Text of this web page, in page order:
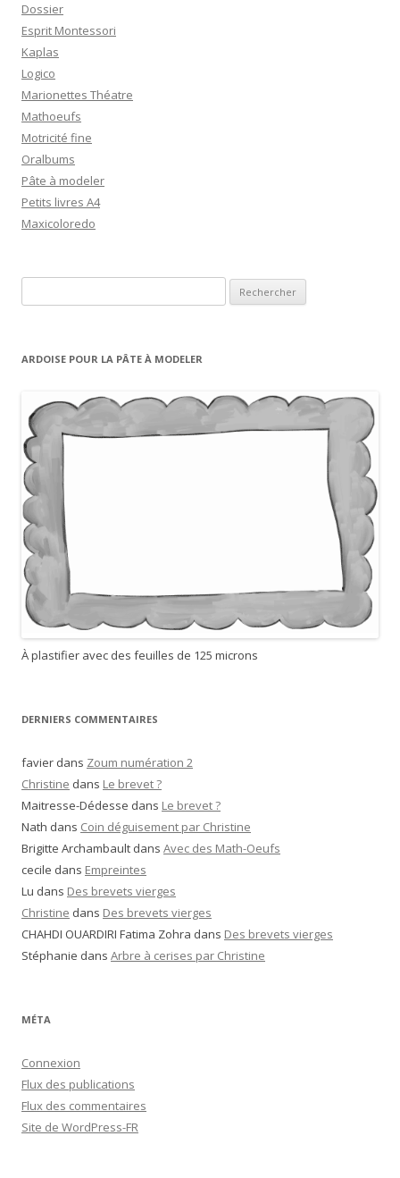
Dossier
Esprit Montessori
Kaplas
Logico
Marionettes Théatre
Mathoeufs
Motricité fine
Oralbums
Pâte à modeler
Petits livres A4
Maxicoloredo
e
h
h
e
r
ARDOISE POUR LA PÂTE À MODELER
À plastifier avec des feuilles de 125 microns
DERNIERS COMMENTAIRES
favier dans Zoum numération 2
Christine dans Le brevet ?
Maitresse-Dédesse dans Le brevet ?
Nath dans Coin déguisement par Christine
Brigitte Archambault dans Avec des Math-Oeufs
cecile dans Empreintes
Lu dans Des brevets vierges
Christine dans Des brevets vierges
CHAHDI OUARDIRI Fatima Zohra dans Des brevets vierges
Stéphanie dans Arbre à cerises par Christine
MÉTA
Connexion
Flux des publications
Flux des commentaires
Site de WordPress-FR